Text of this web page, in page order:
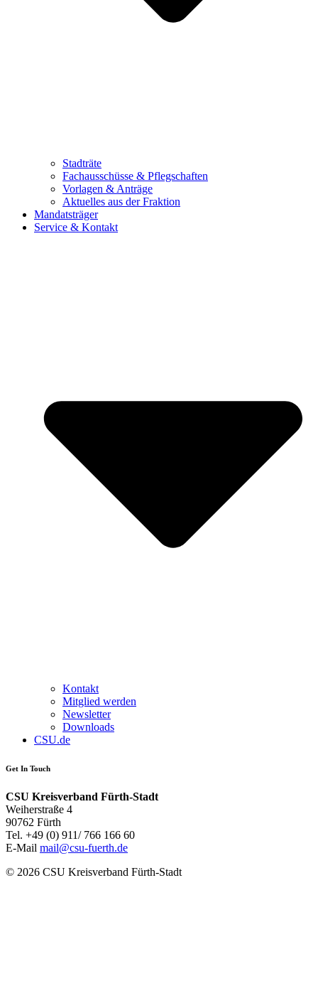
Stadträte
Fachausschüsse & Pflegschaften
Vorlagen & Anträge
Aktuelles aus der Fraktion
Mandatsträger
Service & Kontakt
Kontakt
Mitglied werden
Newsletter
Downloads
CSU.de
Get In Touch
CSU Kreisverband Fürth-Stadt
Weiherstraße 4
90762 Fürth
Tel. +49 (0) 911/ 766 166 60
E-Mail mail@csu-fuerth.de
© 2026 CSU Kreisverband Fürth-Stadt